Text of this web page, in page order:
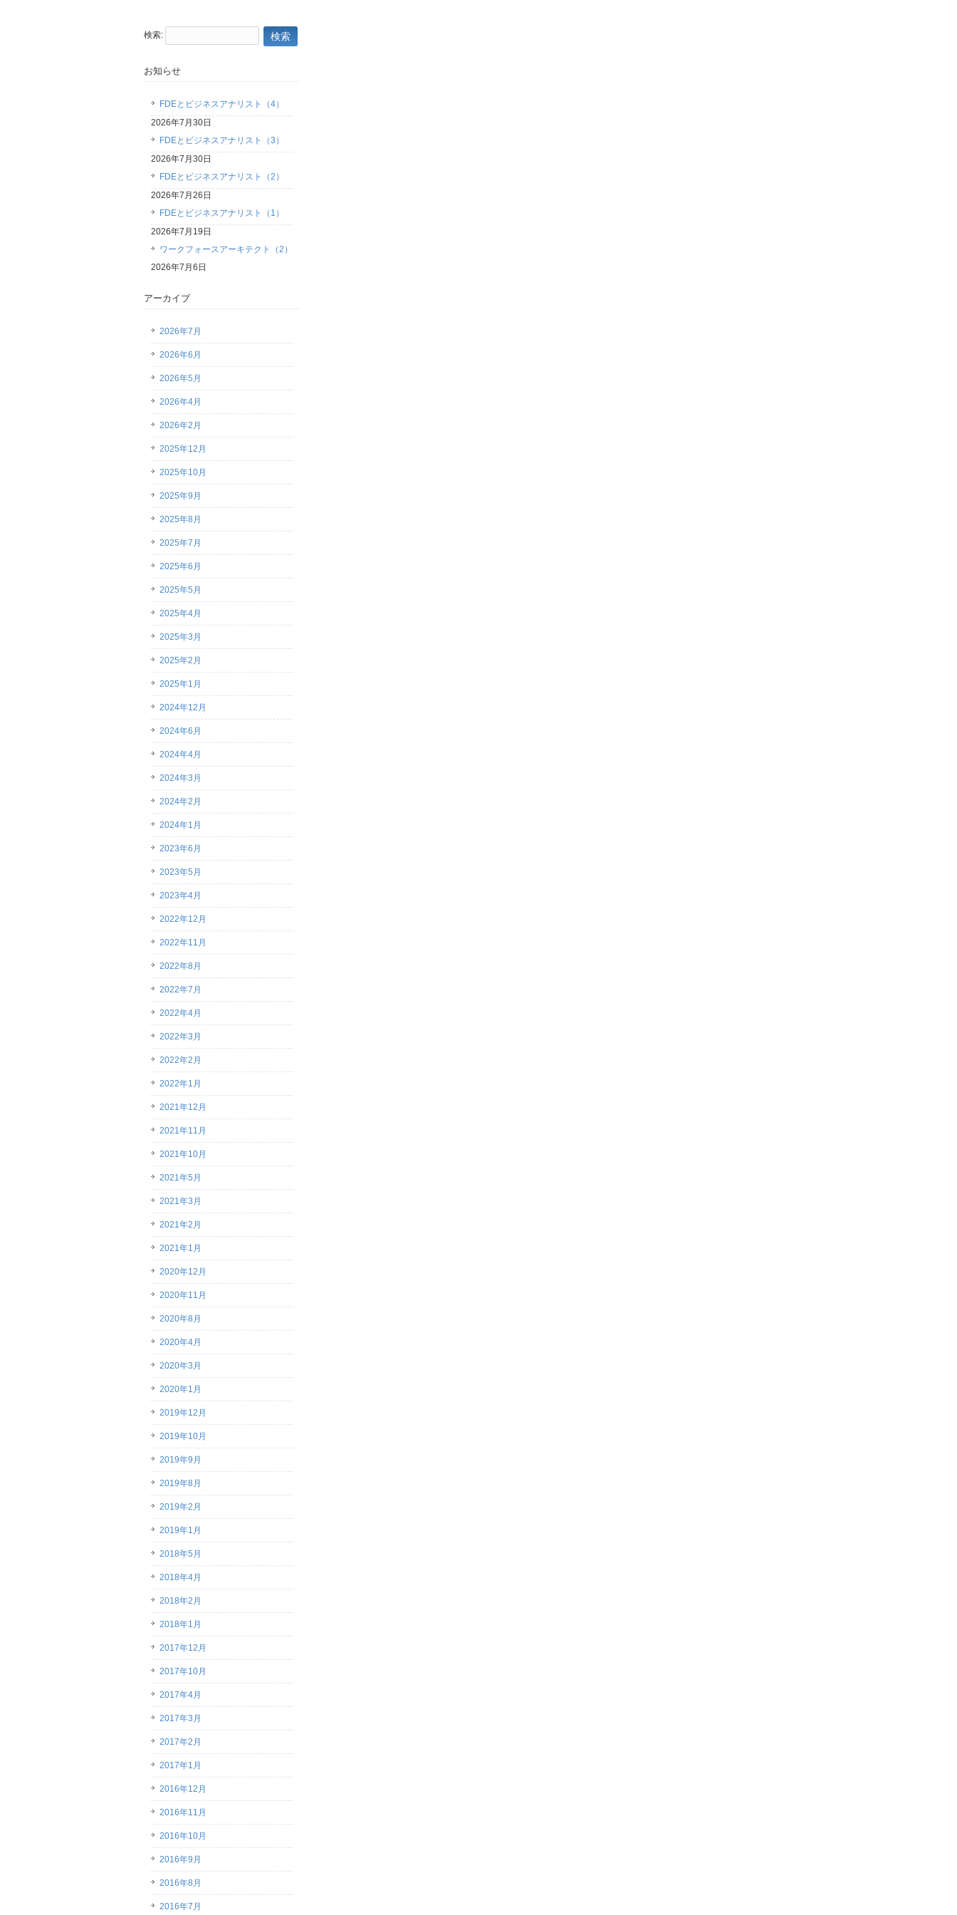
検索:
お知らせ
FDEとビジネスアナリスト（4）
2026年7月30日
FDEとビジネスアナリスト（3）
2026年7月30日
FDEとビジネスアナリスト（2）
2026年7月26日
FDEとビジネスアナリスト（1）
2026年7月19日
ワークフォースアーキテクト（2）
2026年7月6日
アーカイブ
2026年7月
2026年6月
2026年5月
2026年4月
2026年2月
2025年12月
2025年10月
2025年9月
2025年8月
2025年7月
2025年6月
2025年5月
2025年4月
2025年3月
2025年2月
2025年1月
2024年12月
2024年6月
2024年4月
2024年3月
2024年2月
2024年1月
2023年6月
2023年5月
2023年4月
2022年12月
2022年11月
2022年8月
2022年7月
2022年4月
2022年3月
2022年2月
2022年1月
2021年12月
2021年11月
2021年10月
2021年5月
2021年3月
2021年2月
2021年1月
2020年12月
2020年11月
2020年8月
2020年4月
2020年3月
2020年1月
2019年12月
2019年10月
2019年9月
2019年8月
2019年2月
2019年1月
2018年5月
2018年4月
2018年2月
2018年1月
2017年12月
2017年10月
2017年4月
2017年3月
2017年2月
2017年1月
2016年12月
2016年11月
2016年10月
2016年9月
2016年8月
2016年7月